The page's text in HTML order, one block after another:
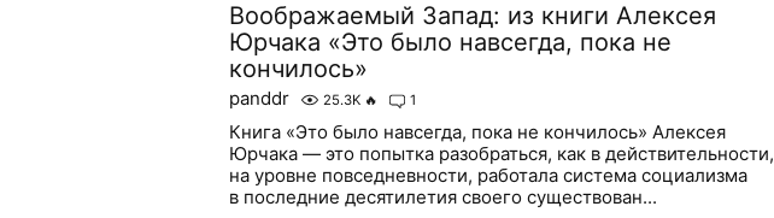
Воображаемый Запад: из книги Алексея
Юрчака «Это было навсегда, пока не
кончилось»
panddr 25.3K 🔥 1
Книга «Это было навсегда, пока не кончилось» Алексея
Юрчака — это попытка разобраться, как в действительности,
на уровне повседневности, работала система социализма
в последние десятилетия своего существован...